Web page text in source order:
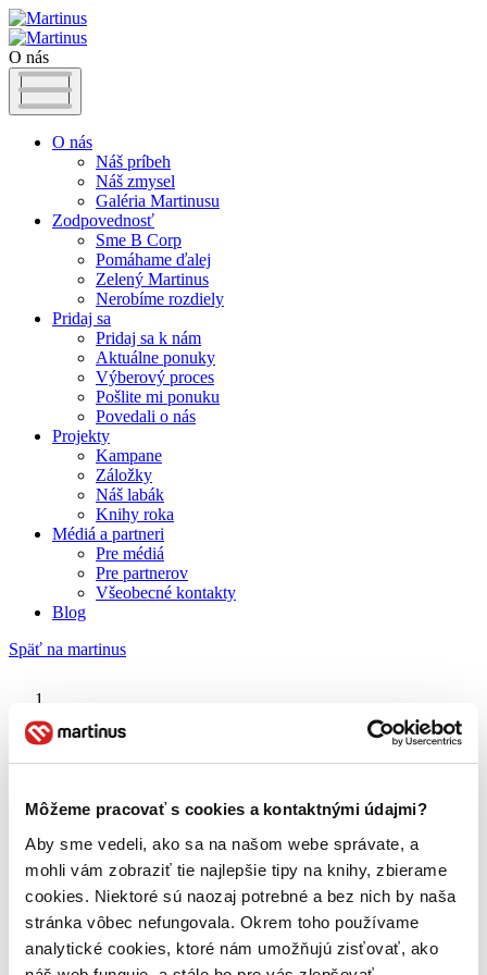
Môžeme pracovať s cookies a kontaktnými údajmi?
Aby sme vedeli, ako sa na našom webe správate, a
mohli vám zobraziť tie najlepšie tipy na knihy, zbierame
cookies. Niektoré sú naozaj potrebné a bez nich by naša
stránka vôbec nefungovala. Okrem toho používame
analytické cookies, ktoré nám umožňujú zisťovať, ako
O nás
O nás
Náš príbeh
Náš zmysel
Galéria Martinusu
Zodpovednosť
Sme B Corp
Pomáhame ďalej
Zelený Martinus
Nerobíme rozdiely
Pridaj sa
Pridaj sa k nám
Aktuálne ponuky
Výberový proces
Pošlite mi ponuku
Povedali o nás
Projekty
Kampane
Záložky
Náš labák
Knihy roka
Médiá a partneri
Pre médiá
Pre partnerov
Všeobecné kontakty
Blog
Späť na martinus
Reportér
O nás
Náš príbeh
Galéria Martinusu
Zodpovednosť
Sme B Corp